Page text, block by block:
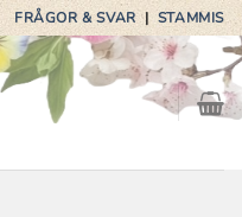
FRÅGOR & SVAR|STAMMIS